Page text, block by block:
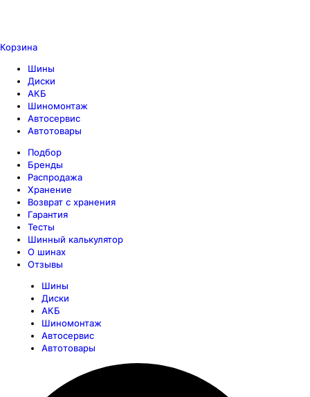
Корзина
Шины
Диски
АКБ
Шиномонтаж
Автосервис
Автотовары
Подбор
Бренды
Распродажа
Хранение
Возврат с хранения
Гарантия
Тесты
Шинный калькулятор
О шинах
Отзывы
Шины
Диски
АКБ
Шиномонтаж
Автосервис
Автотовары